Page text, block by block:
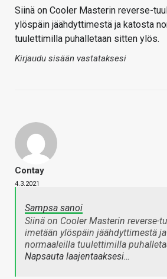
Siinä on Cooler Masterin reverse-
ylöspäin jäähdyttimestä ja katosta
tuulettimilla puhalletaan sitten ylös.
Kirjaudu sisään vastataksesi
Contay
4.3.2021
Sampsa sanoi
Siinä on Cooler Masterin reverse-
imetään ylöspäin jäähdyttimestä
normaaleilla tuulettimilla
Napsauta laajentaaksesi…